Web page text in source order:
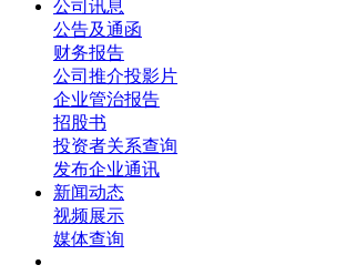
公司讯息
公告及通函
财务报告
公司推介投影片
企业管治报告
招股书
投资者关系查询
发布企业通讯
新闻动态
视频展示
媒体查询